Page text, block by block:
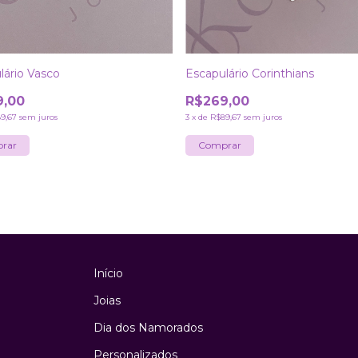
Vasco
sem juros
Escapulário Corinthians
R$269,00
3 x de R$89,67 sem juros
Início
Joias
Dia dos Namorados